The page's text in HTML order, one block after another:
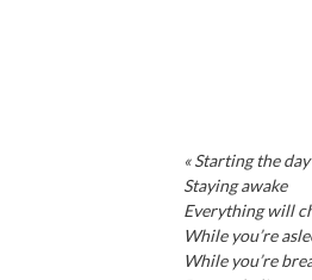
« Starting the day
Staying awake
Everything will
While you’re
While you’re